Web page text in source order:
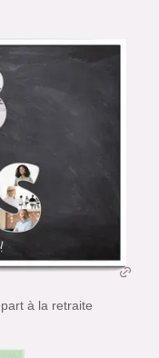
à la retraite